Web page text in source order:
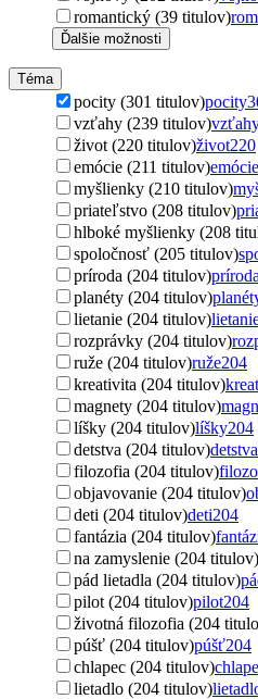
romantický (39 titulov)
Ďalšie možnosti
Téma
pocity (301 titulov)pocity
vzťahy (239 titulov)
život (220 titulov)život220
emócie (211 titulov)emócie
myšlienky (210 titulov)
priateľstvo (208 titulov)
hlboké myšlienky (208
spoločnosť (205 titulov)
príroda (204 titulov)príroda
planéty (204 titulov)
lietanie (204 titulov)
rozprávky (204 titulov)
ruže (204 titulov)ruže204
kreativita (204 titulov)
magnety (204 titulov)
líšky (204 titulov)líšky204
detstva (204 titulov)detstva
filozofia (204 titulov)
objavovanie (204 titulov)
deti (204 titulov)deti204
fantázia (204 titulov)
na zamyslenie (204 titulov)
pád lietadla (204 titulov)
pilot (204 titulov)pilot204
životná filozofia (204
púšť (204 titulov)púšť204
chlapec (204 titulov)
lietadlo (204 titulov)